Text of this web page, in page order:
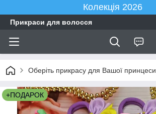
Колекція 2026
Прикраси для волосся
Оберіть прикрасу для Вашої принцеси
+ПОДАРОК